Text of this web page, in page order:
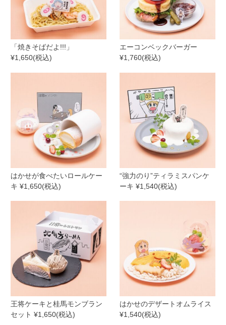
「焼きそばだよ!!!」
¥1,650(税込)
エーコンベックバーガー
¥1,760(税込)
はかせが食べたいロールケー
キ ¥1,650(税込)
“強力のり”ティラミスパンケ
ーキ ¥1,540(税込)
王将ケーキと桂馬モンブラン
セット ¥1,650(税込)
はかせのデザートオムライス
¥1,540(税込)